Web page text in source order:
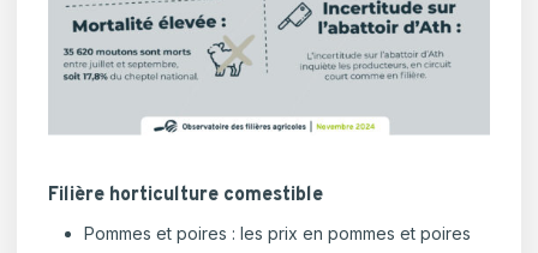
Filière horticulture comestible
Pommes et poires : les prix en pommes et poires